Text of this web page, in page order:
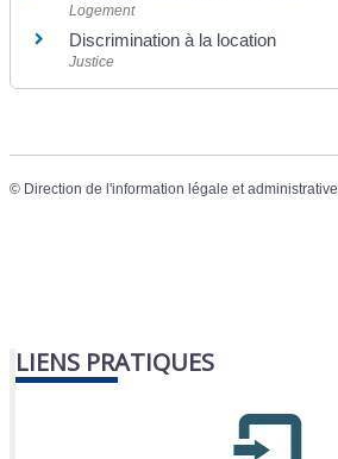
Logement
Discrimination à la location
Justice
© Direction de l'information légale et administrative
LIENS PRATIQUES